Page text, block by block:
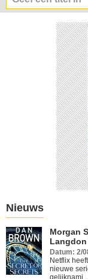
Lees
Nieuws
Morgan
Langdon
Datum: 2/
Netflix
nieuwe
gelijknami